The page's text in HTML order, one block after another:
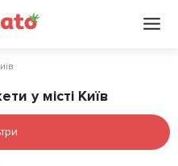
у місті Київ